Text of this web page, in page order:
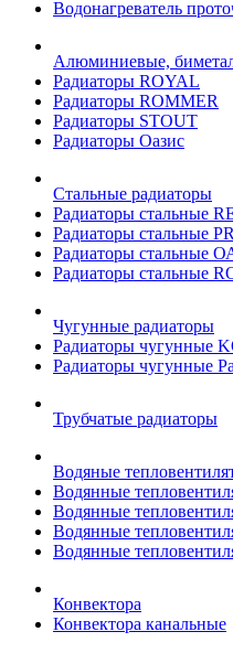
Водонагреватель
Алюминиевые,
Радиаторы ROYAL
Радиаторы ROMMER
Радиаторы STOUT
Радиаторы Оазис
Стальные радиаторы
Радиаторы стальные
Радиаторы стальные
Радиаторы стальные
Радиаторы стальные
Чугунные радиаторы
Радиаторы чугунные
Радиаторы чугунные
Трубчатые радиаторы
Водяные
Водянные
Водянные
Водянные
Водянные
Конвектора
Конвектора канальные